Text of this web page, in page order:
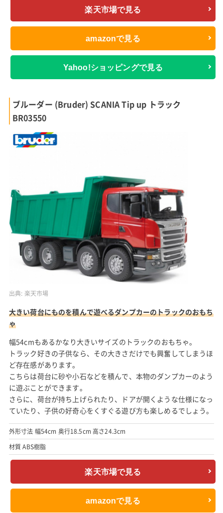
出典:
細部にまでこだわって再現したクレーントラックのおもちゃ
クレーンを伸ばしたり縮めたり、クレーンにものを引っかけた
り、本物のクレーントラックの動きを実際に触って想像すること
ができます。
また操縦席やエンジンルームなど細かな部分までつくりこまれて
いるので、トラック好きの子供にはたまらない商品でしょう。
外形寸法 幅42.5cm 奥行17.5cm 高さ24.2cm
材質 ABS樹脂
Yahoo!ショッピングで見る
ブルーダー (Bruder) SCANIA Tip up トラック
BR03550